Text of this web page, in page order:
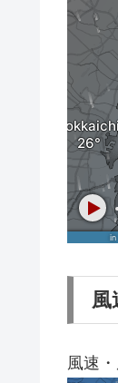
風
風速